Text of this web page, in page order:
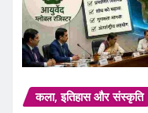
कला, इतिहास और संस्कृति